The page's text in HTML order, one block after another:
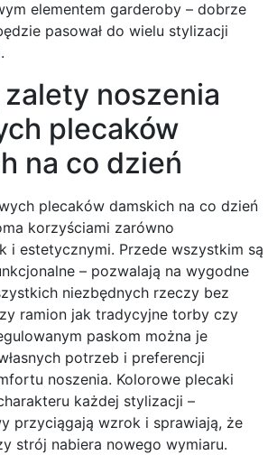
elementem garderoby – dobrze
pasował do wielu stylizacji
noszenia
plecaków
na co dzień
plecaków damskich na co dzień
korzyściami zarówno
i estetycznymi. Przede wszystkim są
– pozwalają na wygodne
niezbędnych rzeczy bez
ramion jak tradycyjne torby czy
paskom można je
potrzeb i preferencji
noszenia. Kolorowe plecaki
każdej stylizacji –
przyciągają wzrok i sprawiają, że
strój nabiera nowego wymiaru.